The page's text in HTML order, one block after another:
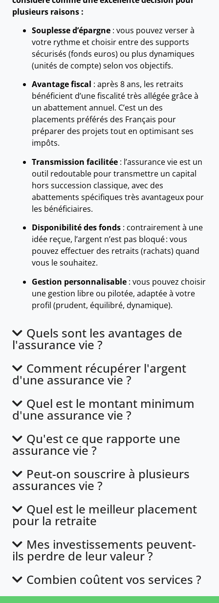
plusieurs raisons :
Souplesse d’épargne : vous pouvez verser à
votre rythme et choisir entre des supports
sécurisés (fonds euros) ou plus dynamiques
(unités de compte) selon vos objectifs.
Avantage fiscal : après 8 ans, les retraits
bénéficient d’une fiscalité très allégée grâce à
un abattement annuel. C’est un des
placements préférés des Français pour
préparer des projets tout en optimisant ses
impôts.
Transmission facilitée : l’assurance vie est un
outil redoutable pour transmettre un capital
hors succession classique, avec des
abattements spécifiques très avantageux pour
les bénéficiaires.
Disponibilité des fonds : contrairement à une
idée reçue, l’argent n’est pas bloqué : vous
pouvez effectuer des retraits (rachats) quand
vous le souhaitez.
Gestion personnalisable : vous pouvez choisir
une gestion libre ou pilotée, adaptée à votre
profil (prudent, équilibré, dynamique).
Quels sont les avantages de
l'assurance vie ?
Comment récupérer l'argent
d'une assurance vie ?
Quel est le montant minimum
d'une assurance vie ?
Qu'est ce que rapporte une
assurance vie ?
Peut-on souscrire à plusieurs
assurances vie ?
Quel est le meilleur placement
pour la retraite
Mes investissements peuvent-
ils perdre de leur valeur ?
Combien coûtent vos services ?